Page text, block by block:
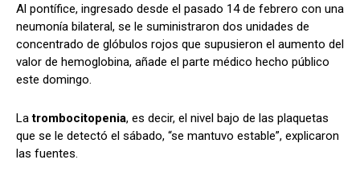
Al pontífice, ingresado desde el pasado 14 de febrero con una
neumonía bilateral, se le suministraron dos unidades de
concentrado de glóbulos rojos que supusieron el aumento del
valor de hemoglobina, añade el parte médico hecho público
este domingo.
Latrombocitopenia, es decir, el nivel bajo de las plaquetas
que se le detectó el sábado, “se mantuvo estable”, explicaron
las fuentes.